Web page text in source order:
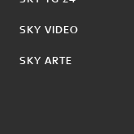
SKY VIDEO
SKY ARTE